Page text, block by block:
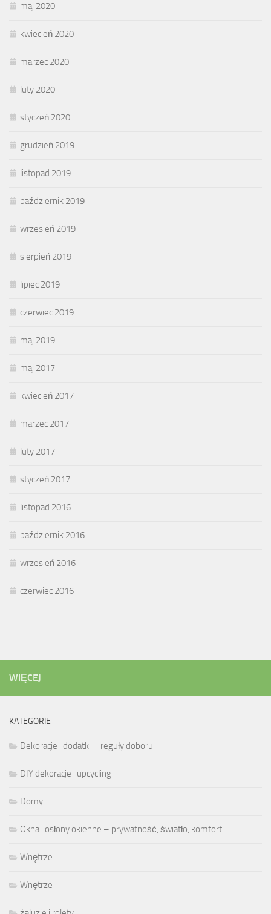
maj 2020
kwiecień 2020
marzec 2020
luty 2020
styczeń 2020
grudzień 2019
listopad 2019
październik 2019
wrzesień 2019
sierpień 2019
lipiec 2019
czerwiec 2019
maj 2019
maj 2017
kwiecień 2017
marzec 2017
luty 2017
styczeń 2017
listopad 2016
październik 2016
wrzesień 2016
czerwiec 2016
WIĘCEJ
KATEGORIE
Dekoracje i dodatki – reguły doboru
DIY dekoracje i upcycling
Domy
Okna i osłony okienne – prywatność, światło, komfort
Wnętrze
Wnętrze